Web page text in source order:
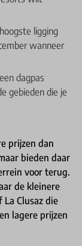
ligging
wanneer
dagpas
gebieden die je
prijzen dan
bieden daar
voor terug.
de kleinere
La Clusaz die
lagere prijzen